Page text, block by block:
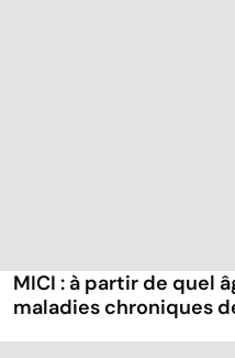
MICI : à partir de quel
maladies chroniques